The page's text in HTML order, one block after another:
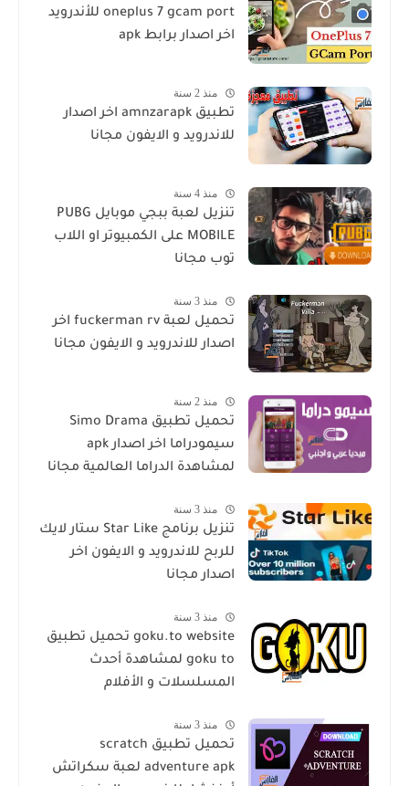
oneplus 7 gcam port للأندرويد
اخر اصدار برابط apk
منذ 2 سنة
تطبيق amnzarapk اخر اصدار
للاندرويد و الايفون مجانا
منذ 4 سنة
تنزيل لعبة ببجي موبايل PUBG
MOBILE على الكمبيوتر او اللاب
توب مجانا
منذ 3 سنة
تحميل لعبة fuckerman rv اخر
اصدار للاندرويد و الايفون مجانا
منذ 2 سنة
تحميل تطبيق Simo Drama
سيمودراما اخر اصدار apk
لمشاهدة الدراما العالمية مجانا
منذ 3 سنة
تنزيل برنامج Star Like ستار لايك
للربح للاندرويد و الايفون اخر
اصدار مجانا
منذ 3 سنة
goku.to website تحميل تطبيق
goku to لمشاهدة أحدث
المسلسلات و الأفلام
منذ 3 سنة
تحميل تطبيق scratch
adventure apk لعبة سكراتش